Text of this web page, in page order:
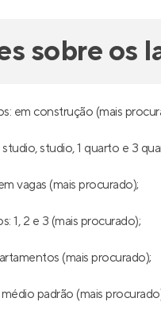
sobre os
em construção (mais
studio, 1 quarto e 3
vagas (mais procurado);
1, 2 e 3 (mais procurado);
(mais procurado);
padrão (mais